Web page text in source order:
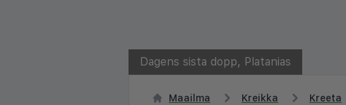
Dagens sista dopp, Platanias
Maailma Kreikka Kreeta